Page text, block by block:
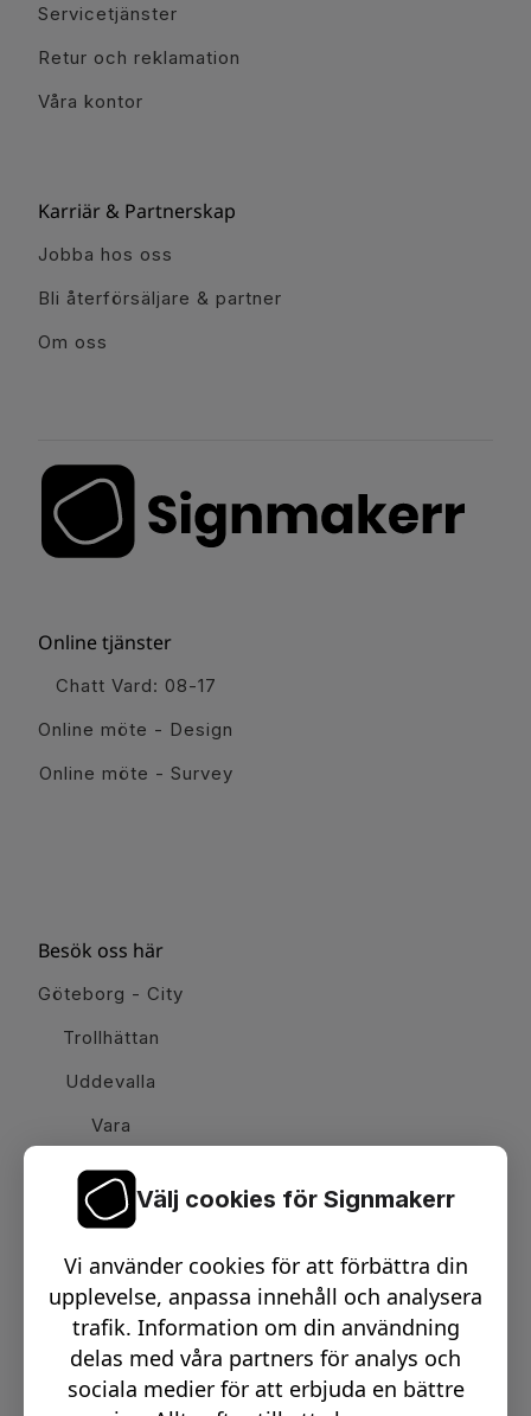
Servicetjänster
Retur och reklamation
Våra kontor
Karriär & Partnerskap
Jobba hos oss
Bli återförsäljare & partner
Om oss
Online tjänster
Chatt Vard: 08-17
Online möte - Design
Online möte - Survey
Besök oss här
Göteborg - City
Trollhättan
Uddevalla
Vara
Email:info@signmakerr.se
PSST, HÄNG MED PÅ VÅR RESA!
Välj cookies för Signmakerr
Vi använder cookies för att förbättra din
upplevelse, anpassa innehåll och analysera
trafik. Information om din användning
delas med våra partners för analys och
sociala medier för att erbjuda en bättre